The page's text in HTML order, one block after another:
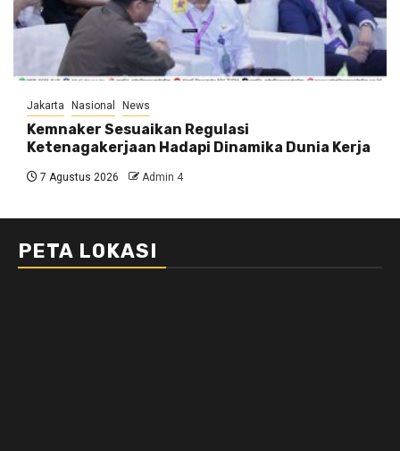
Jakarta Nasional News
Kemnaker Sesuaikan Regulasi
Ketenagakerjaan Hadapi Dinamika Dunia Kerja
7 Agustus 2026 Admin 4
PETA LOKASI